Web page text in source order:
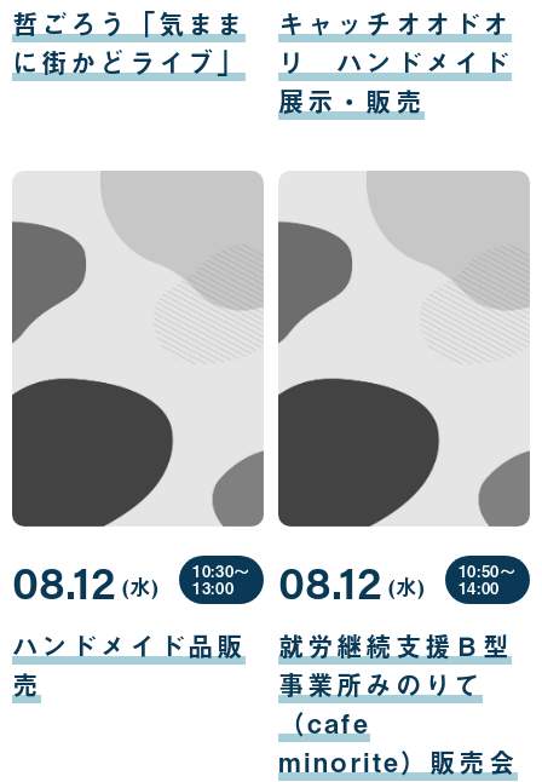
哲ごろう「気まま
に街かどライブ」
月
10
日
キャッチオオドオ
リ ハンドメイド
展示・販売
月
11
日
ハンドメイド品販
売
08.12
月
12
日
(水曜
日
)
10:30〜
13:00
就労継続支援Ｂ型
事業所みのりて
（cafe
minorite）販売会
08.12
月
12
日
(水曜
日
)
10:50〜
14:00